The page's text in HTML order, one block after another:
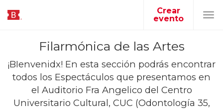
Crear
evento
Filarmónica de las Artes
¡BIenvenidx! En esta sección podrás encontrar
todos los Espectáculos que presentamos en
el Auditorio Fra Angelico del Centro
Universitario Cultural, CUC (Odontología 35,